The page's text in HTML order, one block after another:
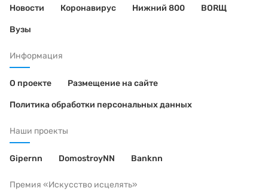
Новости Коронавирус Нижний 800 BORЩ
Вузы
Информация
О проекте Размещение на сайте
Политика обработки персональных данных
Наши проекты
Gipernn DomostroyNN Banknn
Премия «Искусство исцелять»